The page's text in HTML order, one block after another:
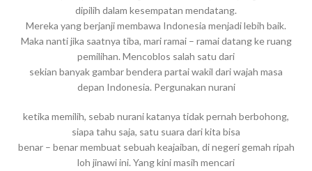
dipilih dalam kesempatan mendatang.
Mereka yang berjanji membawa Indonesia menjadi lebih baik.
Maka nanti jika saatnya tiba, mari ramai – ramai datang ke ruang
pemilihan. Mencoblos salah satu dari
sekian banyak gambar bendera partai wakil dari wajah masa
depan Indonesia. Pergunakan nurani
ketika memilih, sebab nurani katanya tidak pernah berbohong,
siapa tahu saja, satu suara dari kita bisa
benar – benar membuat sebuah keajaiban, di negeri gemah ripah
loh jinawi ini. Yang kini masih mencari